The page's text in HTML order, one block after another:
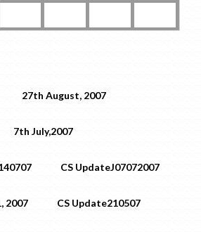
27th August, 2007
7th July,2007
CS UpdateJ07072007
2007 CS Update210507